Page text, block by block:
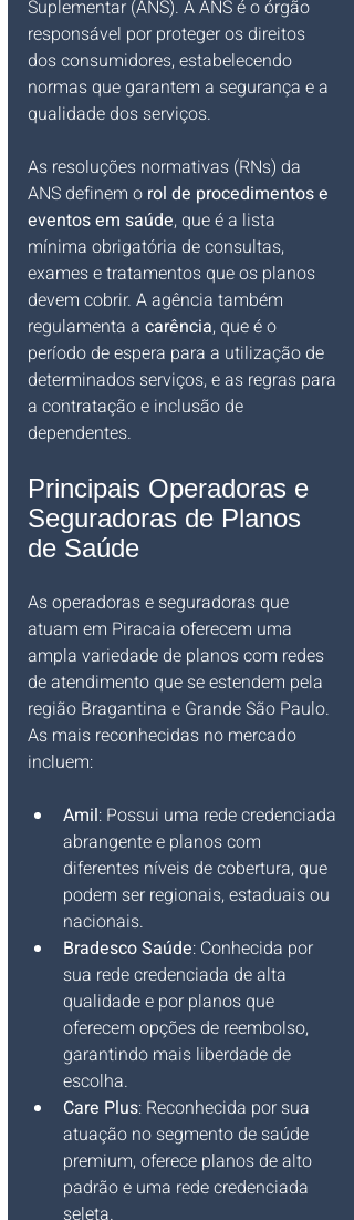
Suplementar (ANS). A ANS é o órgão
responsável por proteger os direitos
dos consumidores, estabelecendo
normas que garantem a segurança e a
qualidade dos serviços.
As resoluções normativas (RNs) da
ANS definem o rol de procedimentos e
eventos em saúde, que é a lista
mínima obrigatória de consultas,
exames e tratamentos que os planos
devem cobrir. A agência também
regulamenta a carência, que é o
período de espera para a utilização de
determinados serviços, e as regras para
a contratação e inclusão de
dependentes.
Principais Operadoras e
Seguradoras de Planos
de Saúde
As operadoras e seguradoras que
atuam em Piracaia oferecem uma
ampla variedade de planos com redes
de atendimento que se estendem pela
região Bragantina e Grande São Paulo.
As mais reconhecidas no mercado
incluem:
Amil: Possui uma rede credenciada
abrangente e planos com
diferentes níveis de cobertura, que
podem ser regionais, estaduais ou
nacionais.
Bradesco Saúde: Conhecida por
sua rede credenciada de alta
qualidade e por planos que
oferecem opções de reembolso,
garantindo mais liberdade de
escolha.
Care Plus: Reconhecida por sua
atuação no segmento de saúde
premium, oferece planos de alto
padrão e uma rede credenciada
seleta.